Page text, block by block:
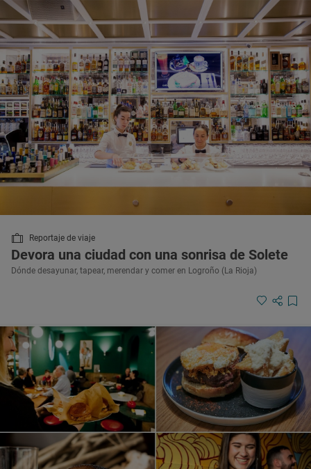
Reportaje de viaje
Devora una ciudad con una sonrisa de Solete
Dónde desayunar, tapear, merendar y comer en Logroño (La Rioja)